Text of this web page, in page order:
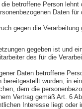
betroffene Person
Daten
gegen die
gegeben ist und
des für die
Daten betroffene
bereitgestellt wurden, in
dem die
Vertrag gemäß Art. 6
Interesse liegt oder